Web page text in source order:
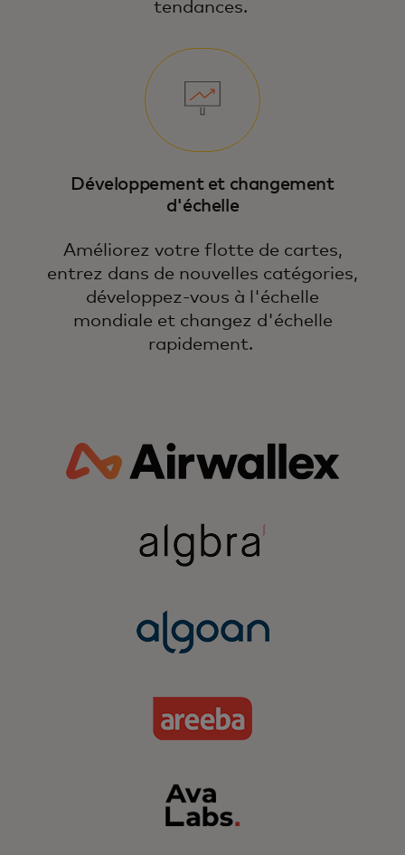
tendances.
Développement et changement
d'échelle
Améliorez votre flotte de cartes,
entrez dans de nouvelles catégories,
développez-vous à l'échelle
mondiale et changez d'échelle
rapidement.